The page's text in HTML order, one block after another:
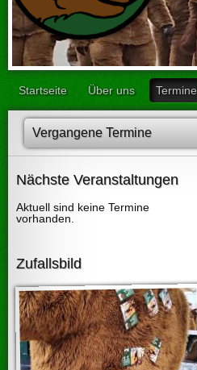
Startseite Über uns Termine
Vergangene Termine
Nächste Veranstaltungen
Aktuell sind keine Termine
vorhanden.
Zufallsbild